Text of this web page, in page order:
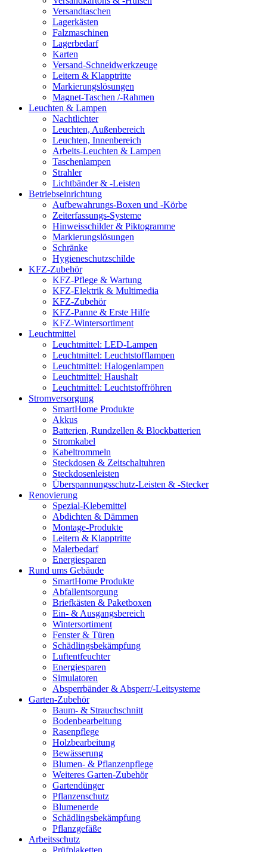
Versandtaschen
Lagerkästen
Falzmaschinen
Lagerbedarf
Karten
Versand-Schneidwerkzeuge
Leitern & Klapptritte
Markierungslösungen
Magnet-Taschen /-Rahmen
Leuchten & Lampen
Nachtlichter
Leuchten, Außenbereich
Leuchten, Innenbereich
Arbeits-Leuchten & Lampen
Taschenlampen
Strahler
Lichtbänder & -Leisten
Betriebseinrichtung
Aufbewahrungs-Boxen und -Körbe
Zeiterfassungs-Systeme
Hinweisschilder & Piktogramme
Markierungslösungen
Schränke
Hygieneschutzschilde
KFZ-Zubehör
KFZ-Pflege & Wartung
KFZ-Elektrik & Multimedia
KFZ-Zubehör
KFZ-Panne & Erste Hilfe
KFZ-Wintersortiment
Leuchtmittel
Leuchtmittel: LED-Lampen
Leuchtmittel: Leuchtstofflampen
Leuchtmittel: Halogenlampen
Leuchtmittel: Haushalt
Leuchtmittel: Leuchtstoffröhren
Stromversorgung
SmartHome Produkte
Akkus
Batterien, Rundzellen & Blockbatterien
Stromkabel
Kabeltrommeln
Steckdosen & Zeitschaltuhren
Steckdosenleisten
Überspannungsschutz-Leisten & -Stecker
Renovierung
Spezial-Klebemittel
Abdichten & Dämmen
Montage-Produkte
Leitern & Klapptritte
Malerbedarf
Energiesparen
Rund ums Gebäude
SmartHome Produkte
Abfallentsorgung
Briefkästen & Paketboxen
Ein- & Ausgangsbereich
Wintersortiment
Fenster & Türen
Schädlingsbekämpfung
Luftentfeuchter
Energiesparen
Simulatoren
Absperrbänder & Absperr/-Leitsysteme
Garten-Zubehör
Baum- & Strauchschnitt
Bodenbearbeitung
Rasenpflege
Holzbearbeitung
Bewässerung
Blumen- & Pflanzenpflege
Weiteres Garten-Zubehör
Gartendünger
Pflanzenschutz
Blumenerde
Schädlingsbekämpfung
Pflanzgefäße
Arbeitsschutz
Prüfplaketten